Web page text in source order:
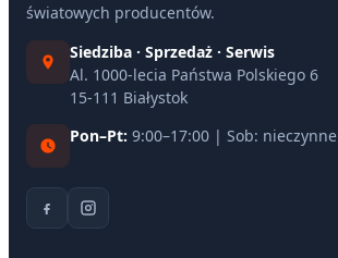
światowych producentów.
Siedziba · Sprzedaż · Serwis
Al. 1000-lecia Państwa Polskiego 6
15-111 Białystok
Pon–Pt: 9:00–17:00 | Sob: nieczynne